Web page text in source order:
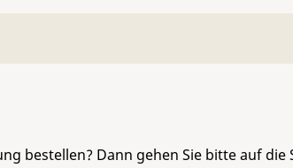
bestellen? Dann gehen Sie bitte auf die